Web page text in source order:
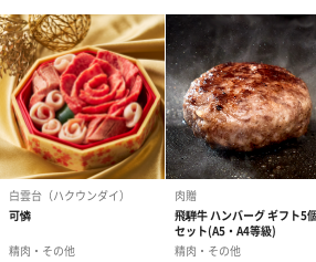
パッケージサ
イズ
長さ280mm・幅210mm・
全体重量
1000g
製造国
［イベリコ豚バラ肉300g］
スペイン
［イベリコ豚肩ロース140g］
スペイン
［コラーゲンの素125g］